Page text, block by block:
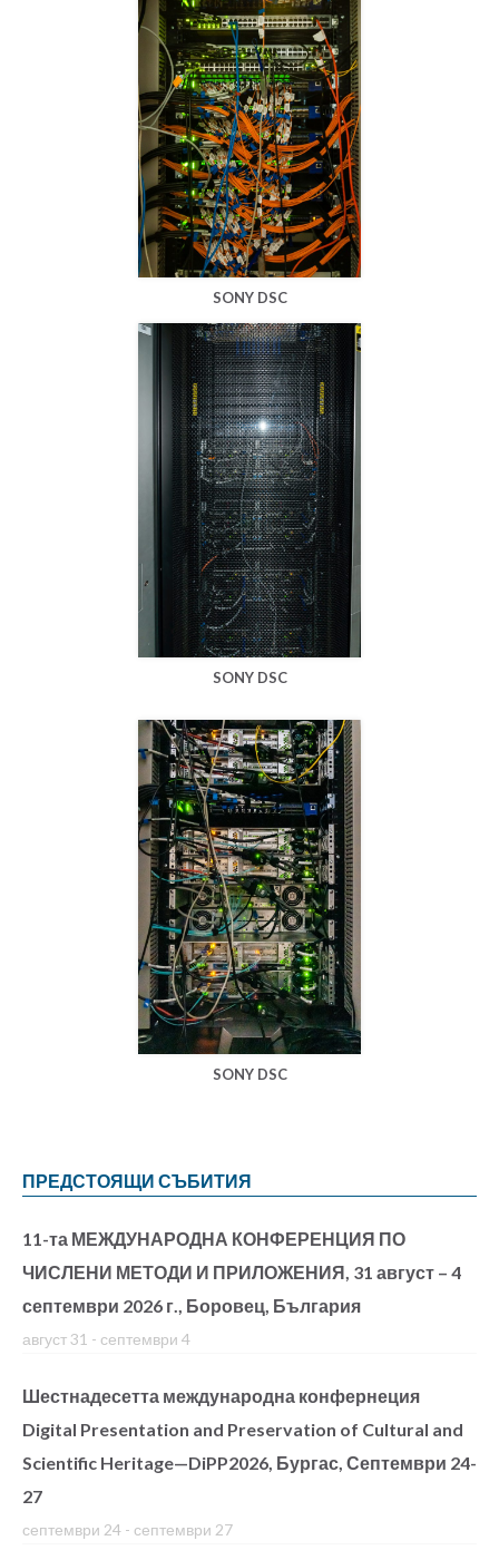
SONY DSC
SONY DSC
SONY DSC
ПРЕДСТОЯЩИ СЪБИТИЯ
11-та МЕЖДУНАРОДНА КОНФЕРЕНЦИЯ ПО
ЧИСЛЕНИ МЕТОДИ И ПРИЛОЖЕНИЯ, 31 август – 4
септември 2026 г., Боровец, България
август 31 - септември 4
Шестнадесетта международна конфернеция
Digital Presentation and Preservation of Cultural and
Scientific Heritage—DiPP2026, Бургас, Септември 24-
27
септември 24 - септември 27